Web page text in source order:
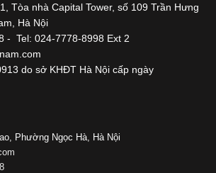
Tòa nhà Capital Tower, số 109 Trần Hưng
Hà Nội
- Tel: 024-7778-8998 Ext 2
do sở KHĐT Hà Nội cấp ngày
Phường Ngọc Hà, Hà Nội